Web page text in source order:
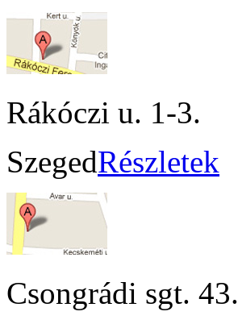
Rákóczi u. 1-3.
SzegedRészletek
Csongrádi sgt. 43.